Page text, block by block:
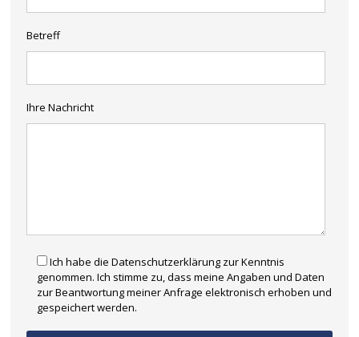
Betreff
Ihre Nachricht
Ich habe die Datenschutzerklärung zur Kenntnis
genommen. Ich stimme zu, dass meine Angaben und Daten
zur Beantwortung meiner Anfrage elektronisch erhoben und
gespeichert werden.